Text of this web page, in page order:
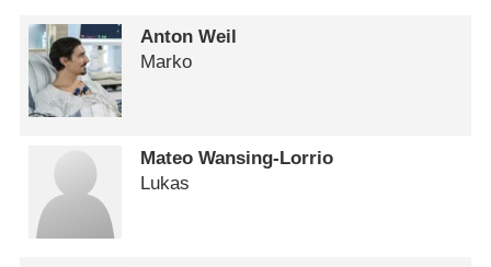
Anton Weil
Marko
Mateo Wansing-Lorrio
Lukas